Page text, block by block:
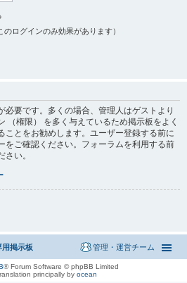
ログインのみ効果があります）
必要です。多くの場合、管理人はゲストより
（権限） を多く与えているため掲示板をよく
ことをお勧めします。ユーザー登録する前に
をご確認ください。フォーラムを利用する前
い。
掲示板 管理・運営チーム
® Forum Software © phpBB Limited
principally by ocean